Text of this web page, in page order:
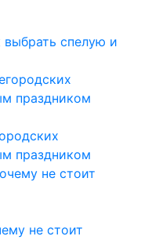
спелую и
праздником
не стоит